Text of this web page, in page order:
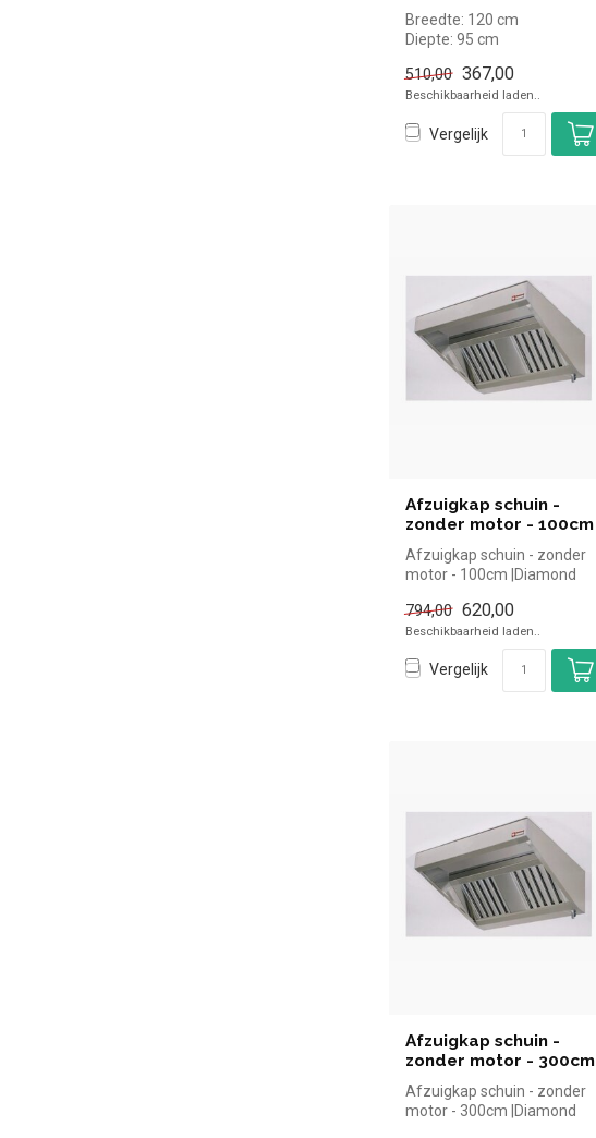
Breedte: 120 cm
Diepte: 95 cm
510,00 367,00
Beschikbaarheid laden..
Vergelijk
Afzuigkap schuin -
zonder motor - 100cm
Afzuigkap schuin - zonder
motor - 100cm |Diamond
de...
794,00 620,00
Beschikbaarheid laden..
Vergelijk
Afzuigkap schuin -
zonder motor - 300cm
Afzuigkap schuin - zonder
motor - 300cm |Diamond